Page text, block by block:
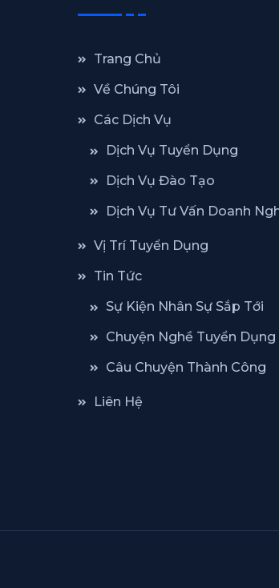
Trang Chủ
Về Chúng Tôi
Các Dịch Vụ
Dịch Vụ Tuyển Dụng
Dịch Vụ Đào Tạo
Dịch Vụ Tư Vấn Doanh
Vị Trí Tuyển Dụng
Tin Tức
Sự Kiện Nhân Sự Sắp Tới
Chuyện Nghề Tuyển Dụng
Câu Chuyện Thành Công
Liên Hệ